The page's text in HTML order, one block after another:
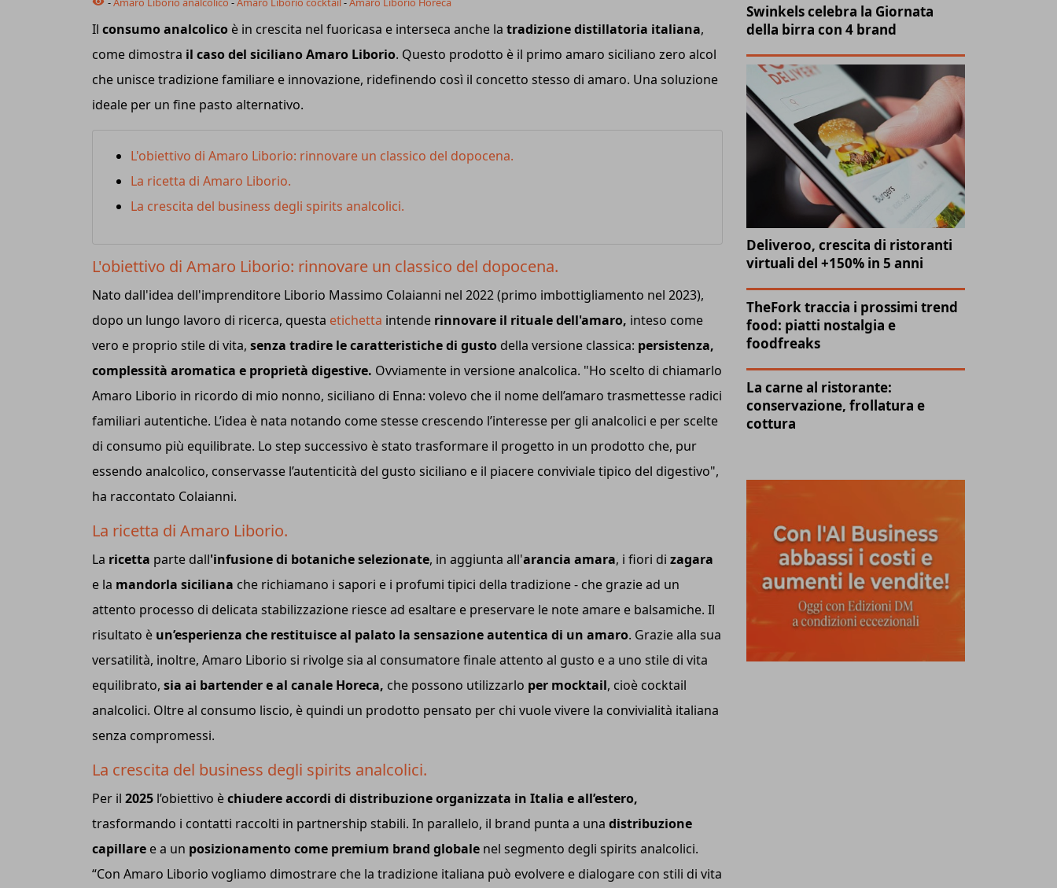
Il consumo analcolico è in crescita nel fuoricasa e interseca anche la tradizione distillatoria italiana,
come dimostra il caso del siciliano Amaro Liborio. Questo prodotto è il primo amaro siciliano zero alcol
che unisce tradizione familiare e innovazione, ridefinendo così il concetto stesso di amaro. Una soluzione
ideale per un fine pasto alternativo.
L'obiettivo di Amaro Liborio: rinnovare un classico del dopocena.
La ricetta di Amaro Liborio.
La crescita del business degli spirits analcolici.
L'obiettivo di Amaro Liborio: rinnovare un classico del dopocena.
Nato dall'idea dell'imprenditore Liborio Massimo Colaianni nel 2022 (primo imbottigliamento nel 2023),
dopo un lungo lavoro di ricerca, questa etichetta intende rinnovare il rituale dell'amaro, inteso come
vero e proprio stile di vita, senza tradire le caratteristiche di gusto della versione classica: persistenza,
complessità aromatica e proprietà digestive. Ovviamente in versione analcolica. "Ho scelto di chiamarlo
Amaro Liborio in ricordo di mio nonno, siciliano di Enna: volevo che il nome dell’amaro trasmettesse radici
familiari autentiche. L’idea è nata notando come stesse crescendo l’interesse per gli analcolici e per scelte
di consumo più equilibrate. Lo step successivo è stato trasformare il progetto in un prodotto che, pur
essendo analcolico, conservasse l’autenticità del gusto siciliano e il piacere conviviale tipico del digestivo",
ha raccontato Colaianni.
La ricetta di Amaro Liborio.
La ricetta parte dall'infusione di botaniche selezionate, in aggiunta all'arancia amara, i fiori di zagara
e la mandorla siciliana che richiamano i sapori e i profumi tipici della tradizione - che grazie ad un
attento processo di delicata stabilizzazione riesce ad esaltare e preservare le note amare e balsamiche. Il
risultato è un’esperienza che restituisce al palato la sensazione autentica di un amaro. Grazie alla sua
versatilità, inoltre, Amaro Liborio si rivolge sia al consumatore finale attento al gusto e a uno stile di vita
equilibrato, sia ai bartender e al canale Horeca, che possono utilizzarlo per mocktail, cioè cocktail
analcolici. Oltre al consumo liscio, è quindi un prodotto pensato per chi vuole vivere la convivialità italiana
senza compromessi.
La crescita del business degli spirits analcolici.
Per il 2025 l’obiettivo èchiudere accordi di distribuzione organizzata in Italia e all’estero,
trasformando i contatti raccolti in partnership stabili. In parallelo, il brand punta a una distribuzione
capillare e a un posizionamento come premium brand globale nel segmento degli spirits analcolici.
“Con Amaro Liborio vogliamo dimostrare che la tradizione italiana può evolvere e dialogare con stili di vita
Swinkels celebra la Giornata
della birra con 4 brand
Deliveroo, crescita di ristoranti
virtuali del +150% in 5 anni
TheFork traccia i prossimi trend
food: piatti nostalgia e
foodfreaks
La carne al ristorante:
conservazione, frollatura e
cottura